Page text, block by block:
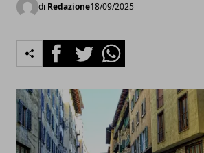
di Redazione18/09/2025
FacebookTwitterWhatsapp